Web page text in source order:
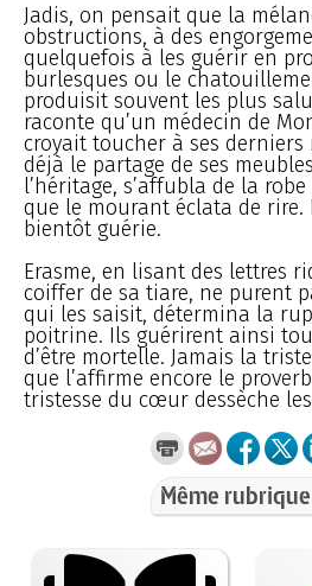
Jadis, on pensait que la
obstructions, à des
quelquefois à les guérir en
burlesques ou le
produisit souvent les plus
raconte qu’un médecin de
croyait toucher à ses
déjà le partage de ses
l’héritage, s’affubla de la
que le mourant éclata de
bientôt guérie.
Erasme, en lisant des lettres
coiffer de sa tiare, ne purent
qui les saisit, détermina la
poitrine. Ils guérirent ainsi
d’être mortelle. Jamais la
que l’affirme encore le
tristesse du cœur dessèche
Même